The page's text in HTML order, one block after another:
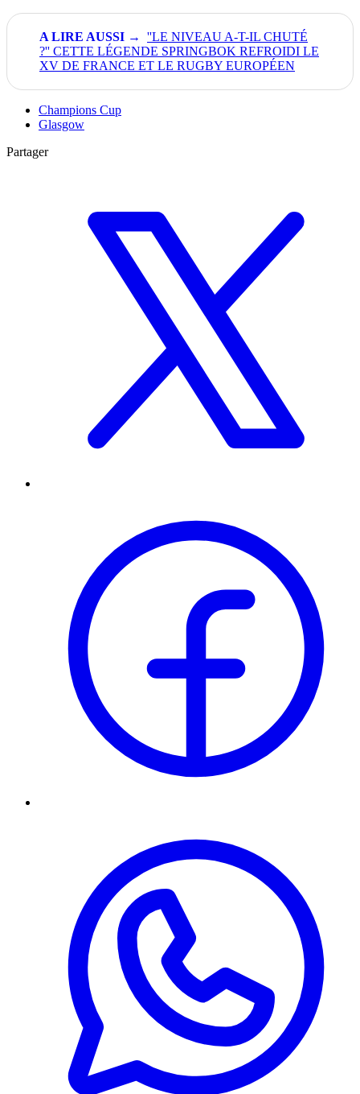
''LE NIVEAU A-T-IL CHUTÉ
?'' CETTE LÉGENDE SPRINGBOK REFROIDI LE
XV DE FRANCE ET LE RUGBY EUROPÉEN
Champions Cup
Glasgow
Partager